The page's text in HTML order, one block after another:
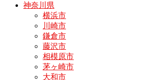
神奈川県
横浜市
川崎市
鎌倉市
藤沢市
相模原市
茅ヶ崎市
大和市